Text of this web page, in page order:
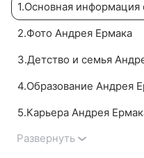
1.Основная
2.Фото Андрея Ермака
3.Детство и семья
4.Образование Андрея
5.Карьера Андрея
Развернуть